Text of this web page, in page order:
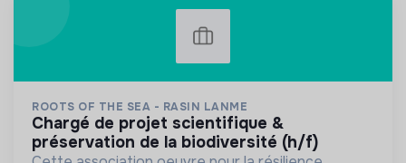
ROOTS OF THE SEA - RASIN LANME
chargé de projet scientifique &
préservation de la biodiversité (h/f)